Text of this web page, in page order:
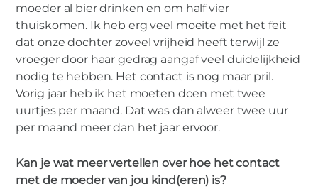
moeder al bier drinken en om half vier
thuiskomen. Ik heb erg veel moeite met het feit
dat onze dochter zoveel vrijheid heeft terwijl ze
vroeger door haar gedrag aangaf veel duidelijkheid
nodig te hebben. Het contact is nog maar pril.
Vorig jaar heb ik het moeten doen met twee
uurtjes per maand. Dat was dan alweer twee uur
per maand meer dan het jaar ervoor.
Kan je wat meer vertellen over hoe het contact
met de moeder van jou kind(eren) is?